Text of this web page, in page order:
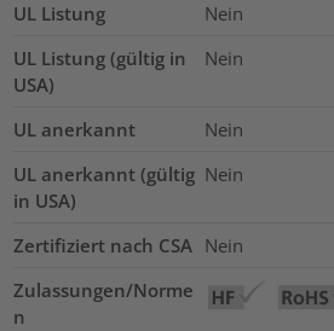
UL Listung
Nein
UL Listung (gültig in
USA)
Nein
UL anerkannt
Nein
UL anerkannt (gültig
in USA)
Nein
Zertifiziert nach CSA Nein
Zulassungen/Norme
n